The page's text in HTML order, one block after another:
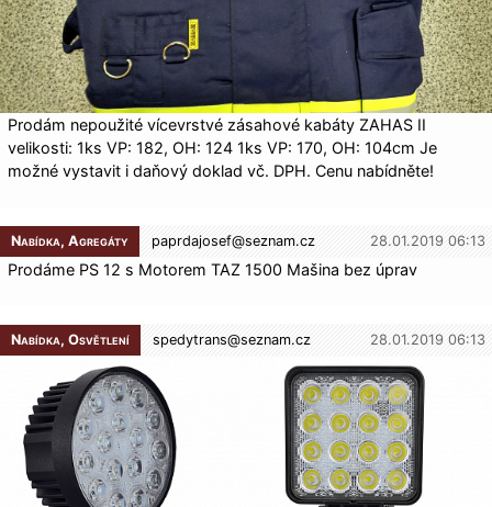
Prodám nepoužité vícevrstvé zásahové kabáty ZAHAS II
velikosti: 1ks VP: 182, OH: 124 1ks VP: 170, OH: 104cm Je
možné vystavit i daňový doklad vč. DPH. Cenu nabídněte!
Nabídka, Agregáty paprdajosef@seznam.cz 28.01.2019 06:13
Prodáme PS 12 s Motorem TAZ 1500 Mašina bez úprav
Nabídka, Osvětlení spedytrans@seznam.cz 28.01.2019 06:13